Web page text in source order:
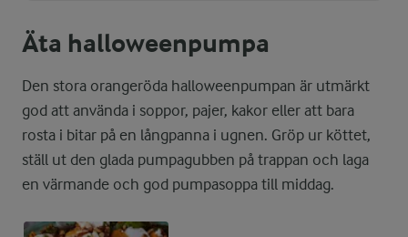
Äta halloweenpumpa
Den stora orangeröda halloweenpumpan är utmärkt
god att använda i soppor, pajer, kakor eller att bara
rosta i bitar på en långpanna i ugnen. Gröp ur köttet,
ställ ut den glada pumpagubben på trappan och laga
en värmande och god pumpasoppa till middag.